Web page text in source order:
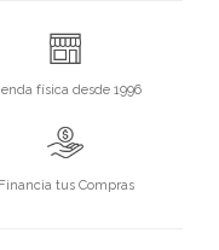
física desde 1996
Financia tus Compras